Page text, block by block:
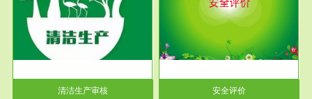
清洁生产审核
安全评价
安全评价安全评价目的是查找、
分析和预测工程、系统、生产经
营活...
安全评价